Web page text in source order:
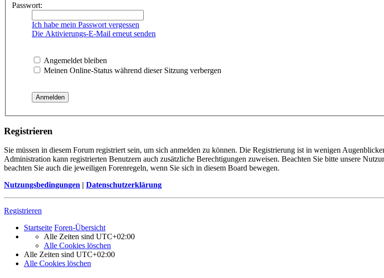
Passwort:
Ich habe mein Passwort vergessen
Die Aktivierungs-E-Mail erneut senden
Angemeldet bleiben
Meinen Online-Status während dieser Sitzung verbergen
Registrieren
Sie müssen in diesem Forum registriert sein, um sich anmelden zu können. Die Registrierung ist in wenigen
Administration kann registrierten Benutzern auch zusätzliche Berechtigungen zuweisen. Beachten Sie bitte unsere
beachten Sie auch die jeweiligen Forenregeln, wenn Sie sich in diesem Board bewegen.
Nutzungsbedingungen | Datenschutzerklärung
Registrieren
Startseite Foren-Übersicht
Alle Zeiten sind UTC+02:00
Alle Cookies löschen
Alle Zeiten sind UTC+02:00
Alle Cookies löschen